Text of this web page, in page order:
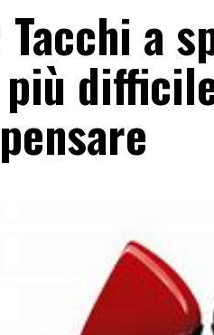
Tacchi a